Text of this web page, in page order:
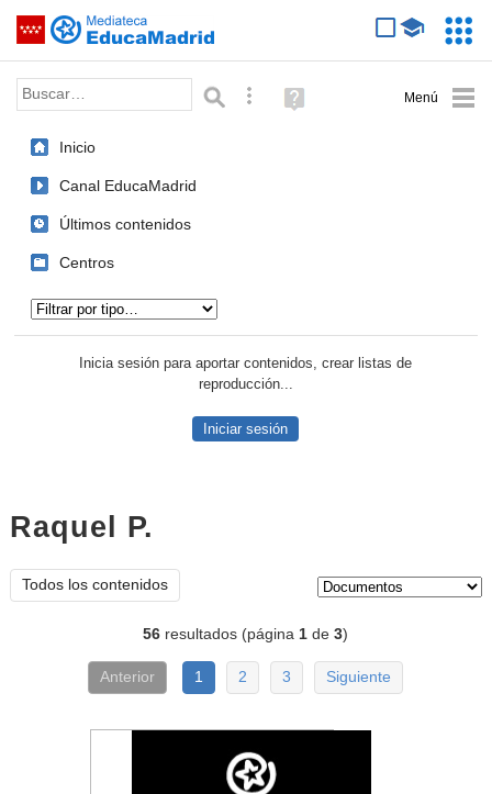
Saltar navegación
Palabra o frase: Búsqueda avanzada
Ayuda
(en
Inicio
Canal EducaMadrid
Últimos contenidos
Centros
Inicia sesión para aportar contenidos, crear listas de
reproducción...
Iniciar sesión
Raquel P.
Todos los contenidos
56 resultados (página1 de3)
Anterior 1 2 3 Siguiente